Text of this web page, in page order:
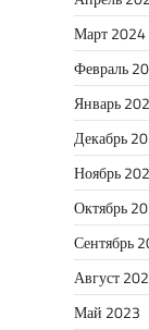
Март 2024
Февраль
Январь
Декабрь
Ноябрь
Октябрь
Сентябрь
Август
Май 2023